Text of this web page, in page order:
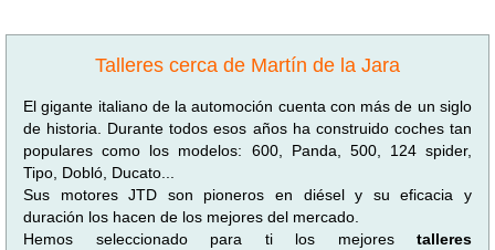
Talleres cerca de Martín de la Jara
El gigante italiano de la automoción cuenta con más de un siglo
de historia. Durante todos esos años ha construido coches tan
populares como los modelos: 600, Panda, 500, 124 spider,
Tipo, Dobló, Ducato...
Sus motores JTD son pioneros en diésel y su eficacia y
duración los hacen de los mejores del mercado.
Hemos seleccionado para ti los mejores talleres